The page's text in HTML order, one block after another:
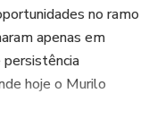
no ramo
apenas em
persistência
hoje o Murilo